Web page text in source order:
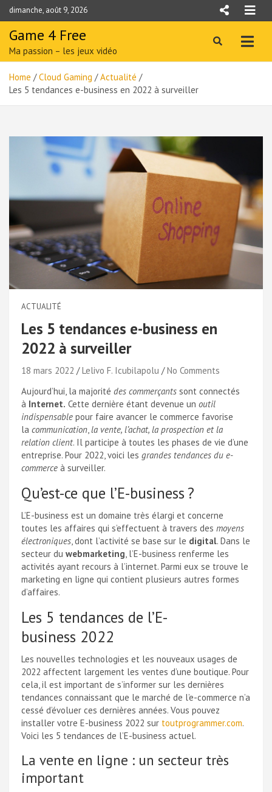
Skip
to
content
dimanche, août 9, 2026
Game 4 Free
Ma passion – les jeux vidéo
Home Cloud Gaming
Actualité
Les 5 tendances e-business en 2022 à surveiller
ACTUALITÉ
Les 5 tendances e-business en
2022 à surveiller
18 mars 2022 Lelivo F. Icubilapolu
No Comments
Aujourd’hui, la majorité des commerçants sont connectés
à Internet. Cette dernière étant devenue un outil
indispensable pour faire avancer le commerce favorise
la communication la vente, l’achat, la prospection et la
relation client. Il participe à toutes les phases de vie d’une
entreprise. Pour 2022, voici les grandes tendances du e-
commerce à surveiller.
Qu’est-ce que l’E-business ?
L’E-business est un domaine très élargi et concerne
toutes les affaires qui s’effectuent à travers des moyens
électroniques , dont l’activité se base sur le digital. Dans le
secteur du webmarketing , l’E-business renferme les
activités ayant recours à l’internet. Parmi eux se trouve le
marketing en ligne qui contient plusieurs autres formes
d’affaires.
Les 5 tendances de l’E-
business 2022
Les nouvelles technologies et les nouveaux usages de
2022 affectent largement les ventes d’une boutique. Pour
cela, il est important de s’informer sur les dernières
tendances connaissant que le marché de l’e-commerce n’a
cessé d’évoluer ces dernières années. Vous pouvez
installer votre E-business 2022 sur toutprogrammer.com.
Voici les 5 tendances de l’E-business actuel.
La vente en ligne : un secteur très
important